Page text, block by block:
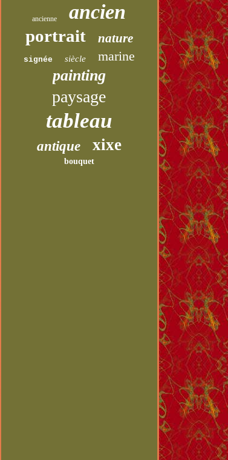
ancienne ancien
portrait nature
signée siècle marine
painting
paysage
tableau
antique xixe
bouquet